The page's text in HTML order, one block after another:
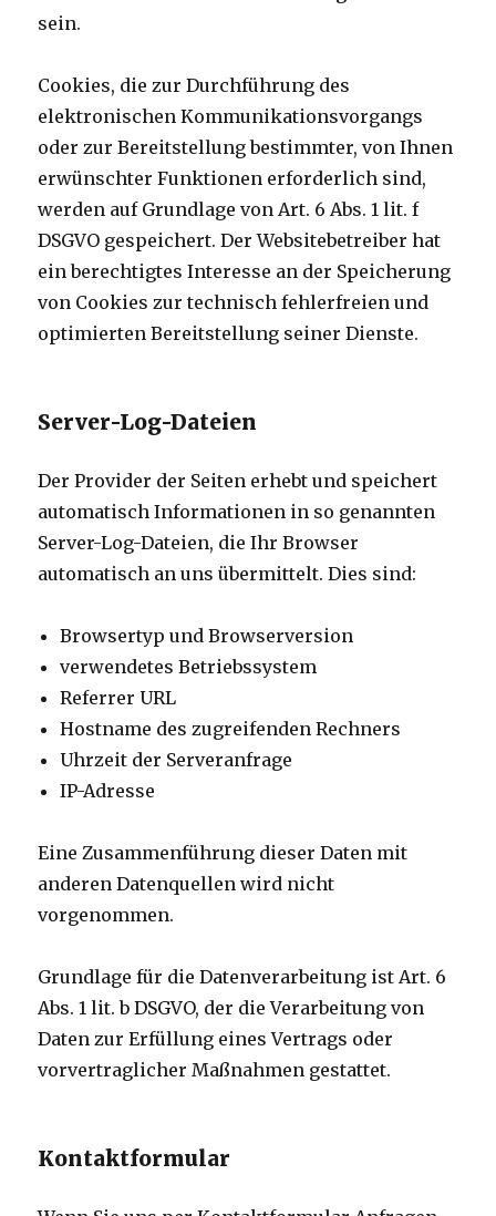
sein.
Cookies, die zur Durchführung des
elektronischen Kommunikationsvorgangs
oder zur Bereitstellung bestimmter, von Ihnen
erwünschter Funktionen erforderlich sind,
werden auf Grundlage von Art. 6 Abs. 1 lit. f
DSGVO gespeichert. Der Websitebetreiber hat
ein berechtigtes Interesse an der Speicherung
von Cookies zur technisch fehlerfreien und
optimierten Bereitstellung seiner Dienste.
Server-Log-Dateien
Der Provider der Seiten erhebt und speichert
automatisch Informationen in so genannten
Server-Log-Dateien, die Ihr Browser
automatisch an uns übermittelt. Dies sind:
Browsertyp und Browserversion
verwendetes Betriebssystem
Referrer URL
Hostname des zugreifenden Rechners
Uhrzeit der Serveranfrage
IP-Adresse
Eine Zusammenführung dieser Daten mit
anderen Datenquellen wird nicht
vorgenommen.
Grundlage für die Datenverarbeitung ist Art. 6
Abs. 1 lit. b DSGVO, der die Verarbeitung von
Daten zur Erfüllung eines Vertrags oder
vorvertraglicher Maßnahmen gestattet.
Kontaktformular